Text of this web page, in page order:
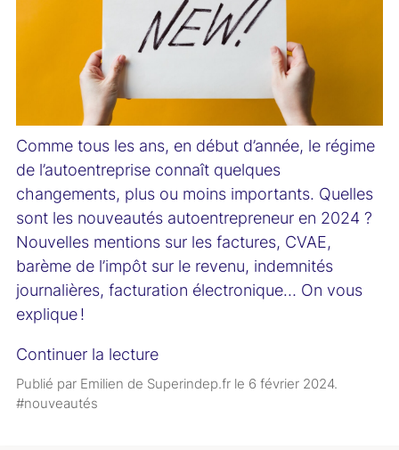
Comme tous les ans, en début d’année, le régime
de l’autoentreprise connaît quelques
changements, plus ou moins importants. Quelles
sont les nouveautés autoentrepreneur en 2024 ?
Nouvelles mentions sur les factures, CVAE,
barème de l’impôt sur le revenu, indemnités
journalières, facturation électronique… On vous
explique !
Continuer la lecture
Publié par Emilien de Superindep.fr le 6 février 2024.
#nouveautés